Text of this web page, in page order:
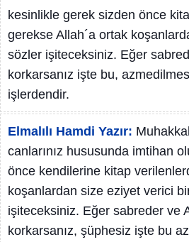
kesinlikle gerek sizden önce
gerekse Allah´a ortak
sözler işiteceksiniz. Eğer
korkarsanız işte bu,
işlerdendir.
Elmalılı Hamdi Yazır:
canlarınız hususunda imtihan
önce kendilerine kitap
koşanlardan size eziyet verici
işiteceksiniz. Eğer sabreder ve
korkarsanız, şüphesiz işte bu